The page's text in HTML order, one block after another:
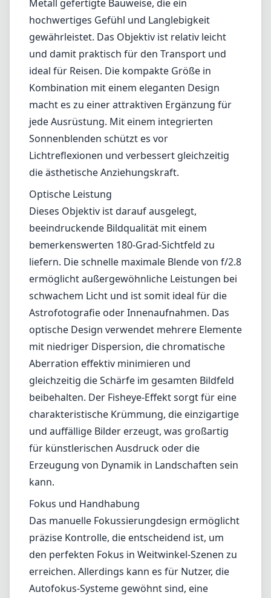
Metall gefertigte Bauweise, die ein
hochwertiges Gefühl und Langlebigkeit
gewährleistet. Das Objektiv ist relativ leicht
und damit praktisch für den Transport und
ideal für Reisen. Die kompakte Größe in
Kombination mit einem eleganten Design
macht es zu einer attraktiven Ergänzung für
jede Ausrüstung. Mit einem integrierten
Sonnenblenden schützt es vor
Lichtreflexionen und verbessert gleichzeitig
die ästhetische Anziehungskraft.
Optische Leistung
Dieses Objektiv ist darauf ausgelegt,
beeindruckende Bildqualität mit einem
bemerkenswerten 180-Grad-Sichtfeld zu
liefern. Die schnelle maximale Blende von f/2.8
ermöglicht außergewöhnliche Leistungen bei
schwachem Licht und ist somit ideal für die
Astrofotografie oder Innenaufnahmen. Das
optische Design verwendet mehrere Elemente
mit niedriger Dispersion, die chromatische
Aberration effektiv minimieren und
gleichzeitig die Schärfe im gesamten Bildfeld
beibehalten. Der Fisheye-Effekt sorgt für eine
charakteristische Krümmung, die einzigartige
und auffällige Bilder erzeugt, was großartig
für künstlerischen Ausdruck oder die
Erzeugung von Dynamik in Landschaften sein
kann.
Fokus und Handhabung
Das manuelle Fokussierungdesign ermöglicht
präzise Kontrolle, die entscheidend ist, um
den perfekten Fokus in Weitwinkel-Szenen zu
erreichen. Allerdings kann es für Nutzer, die
Autofokus-Systeme gewöhnt sind, eine